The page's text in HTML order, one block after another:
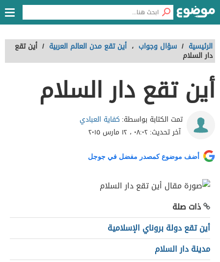
الرئيسية / سؤال وجواب ، أين تقع مدن العالم العربية / أين تقع
دار السلام
أين تقع دار السلام
تمت الكتابة بواسطة: كفاية العبادي
آخر تحديث:٠٨:٠٢ ، ١٢ مارس ٢٠١٥
أضف موضوع كمصدر مفضل في جوجل
ذات صلة
أين تقع دولة بروناي الإسلامية
مدينة دار السلام